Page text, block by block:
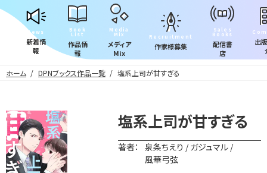
News
新着情
報
Book
List
作品情
報
Media
Mix
メディア
Mix
Recruitment
作家様募集
Sales
Books
配信書
店
出
ホーム DPNブックス作品一覧 塩系上司が甘すぎる
塩系上司が甘すぎる
著者：
泉条ちえり / ガジュマル /
風華弓弦